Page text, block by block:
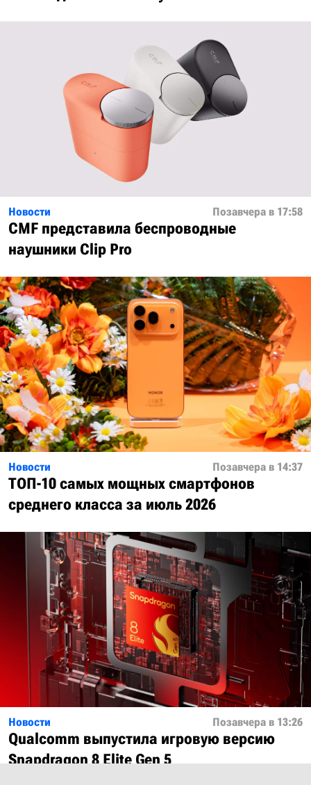
Новости Позавчера в 17:58
CMF представила беспроводные
наушники Clip Pro
Новости Позавчера в 14:37
ТОП-10 самых мощных смартфонов
среднего класса за июль 2026
Новости Позавчера в 13:26
Qualcomm выпустила игровую версию
Snapdragon 8 Elite Gen 5